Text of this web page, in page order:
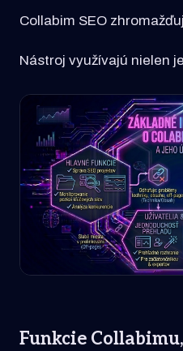
Collabim SEO
Nástroj využívajú nielen
Funkcie